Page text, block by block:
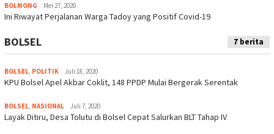
BOLMONG Mei 27, 2020
Ini Riwayat Perjalanan Warga Tadoy yang Positif Covid-19
BOLSEL 7 berita
BOLSEL, POLITIK Juli 18, 2020
KPU Bolsel Apel Akbar Coklit, 148 PPDP Mulai Bergerak Serentak
BOLSEL, NASIONAL Juli 7, 2020
Layak Ditiru, Desa Tolutu di Bolsel Cepat Salurkan BLT Tahap IV